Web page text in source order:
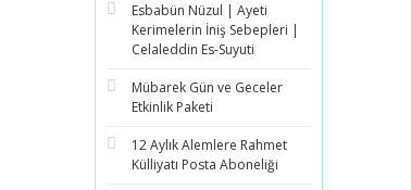
Esbabün Nüzul | Ayeti
Kerimelerin İniş Sebepleri |
Celaleddin Es-Suyuti
Mübarek Gün ve Geceler
Etkinlik Paketi
12 Aylık Alemlere Rahmet
Külliyatı Posta Aboneliği